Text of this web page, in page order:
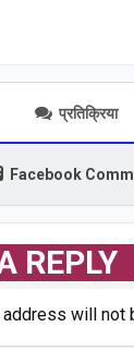
प्रतिक्रिया
Facebook
REPLY
address will not